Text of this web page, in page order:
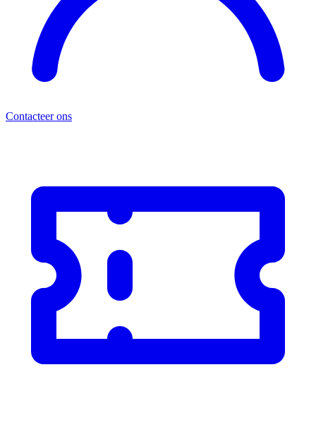
Contacteer ons